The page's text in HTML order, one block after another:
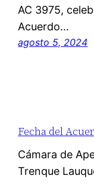
AC 3975,
Acuerdo…
agosto 5, 2024
Fecha del
Cámara de
Trenque